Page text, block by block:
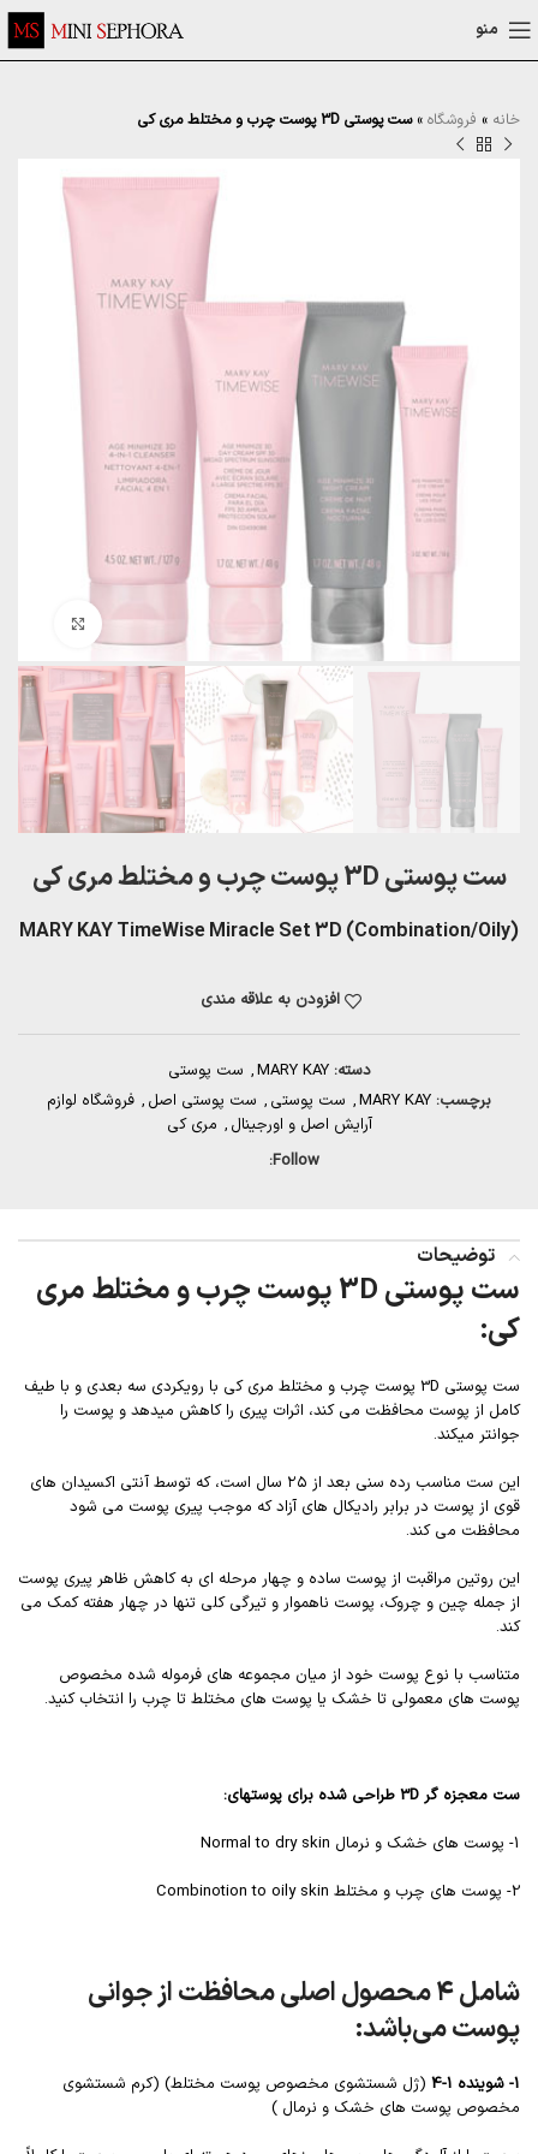
منو
خانه » فروشگاه »ست پوستی 3D پوست چرب و مختلط مری کی
بزرگنمایی تصویر
ست پوستی 3D پوست چرب و مختلط مری کی
MARY KAY TimeWise Miracle Set 3D (Combination/Oily)
افزودن به علاقه مندی
دسته: MARY KAY
, ست پوستی
برچسب: MARY KAY
, ست پوستی , ست پوستی اصل , فروشگاه لوازم
آرایش اصل و اورجینال , مری کی
Follow:
توضیحات
ست پوستی 3D پوست چرب و مختلط مری
کی:
ست پوستی 3D پوست چرب و مختلط مری کی با رویکردی سه بعدی و با طیف
کامل از پوست محافظت می کند، اثرات پیری را کاهش میدهد و پوست را
جوانتر میکند.
این ست مناسب رده سنی بعد از ۲۵ سال است، که توسط آنتی اکسیدان های
قوی از پوست در برابر رادیکال های آزاد که موجب پیری پوست می شود
محافظت می کند.
این روتین مراقبت از پوست ساده و چهار مرحله ای به کاهش ظاهر پیری پوست
از جمله چین و چروک، پوست ناهموار و تیرگی کلی تنها در چهار هفته کمک می
کند.
متناسب با نوع پوست خود از میان مجموعه های فرموله شده مخصوص
پوست های معمولی تا خشک یا پوست های مختلط تا چرب را انتخاب کنید.
ست معجزه گر 3D طراحی شده برای پوستهای:
1- پوست های خشک و نرمال Normal to dry skin
2- پوست های چرب و مختلط Combinotion to oily skin
شامل ۴ محصول اصلی محافظت از جوانی
پوست می‌باشد:
1- شوینده 1-4
(ژل شستشوی مخصوص پوست مختلط) (کرم شستشوی
مخصوص پوست های خشک و نرمال )